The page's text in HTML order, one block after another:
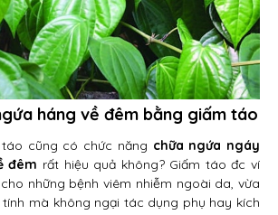
háng về đêm bằng giấm táo
cũng có chức năng chữa ngứa ngáy
đêm rất hiệu quả không? Giấm táo đc ví
cho những bệnh viêm nhiễm ngoài da, vừa
mà không ngại tác dụng phụ hay kích